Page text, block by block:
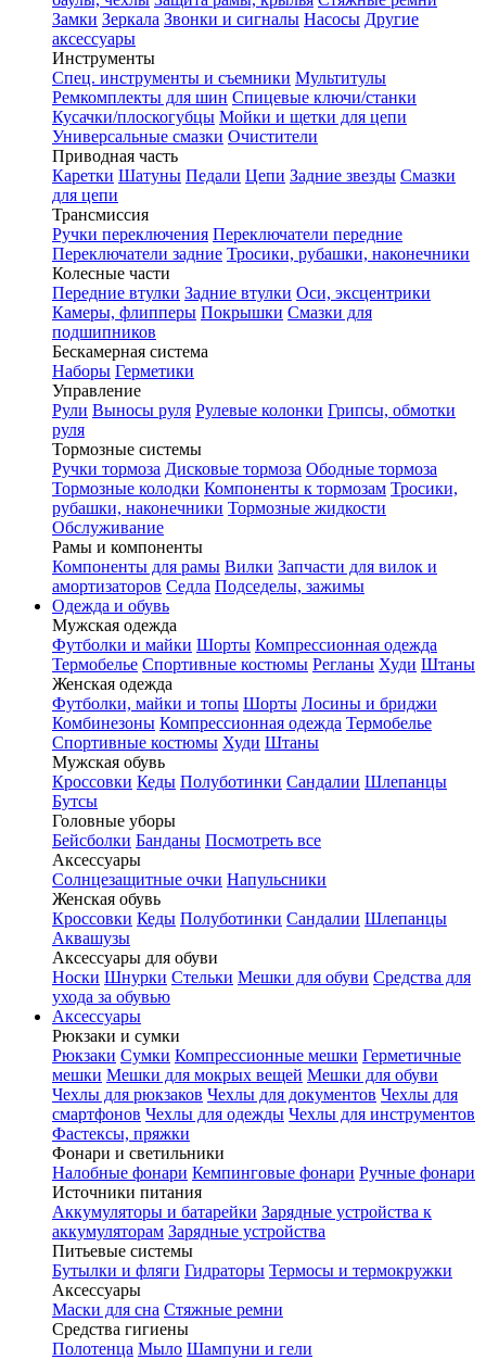
Замки Зеркала Звонки и сигналы Насосы Другие
аксессуары
Инструменты
Спец. инструменты и съемники Мультитулы
Ремкомплекты для шин Спицевые ключи/станки
Кусачки/плоскогубцы Мойки и щетки для цепи
Универсальные смазки Очистители
Приводная часть
Каретки Шатуны Педали Цепи Задние звезды Смазки
для цепи
Трансмиссия
Ручки переключения Переключатели передние
Переключатели задние Тросики, рубашки, наконечники
Колесные части
Передние втулки Задние втулки Оси, эксцентрики
Камеры, флипперы Покрышки Смазки для
подшипников
Бескамерная система
Наборы Герметики
Управление
Рули Выносы руля Рулевые колонки Грипсы, обмотки
руля
Тормозные системы
Ручки тормоза Дисковые тормоза Ободные тормоза
Тормозные колодки Компоненты к тормозам Тросики,
рубашки, наконечники Тормозные жидкости
Обслуживание
Рамы и компоненты
Компоненты для рамы Вилки Запчасти для вилок и
амортизаторов Седла Подседелы, зажимы
Одежда и обувь
Мужская одежда
Футболки и майки Шорты Компрессионная одежда
Термобелье Спортивные костюмы Регланы Худи Штаны
Женская одежда
Футболки, майки и топы Шорты Лосины и бриджи
Комбинезоны Компрессионная одежда Термобелье
Спортивные костюмы Худи Штаны
Мужская обувь
Кроссовки Кеды Полуботинки Сандалии Шлепанцы
Бутсы
Головные уборы
Бейсболки Банданы Посмотреть все
Аксессуары
Солнцезащитные очки Напульсники
Женская обувь
Кроссовки Кеды Полуботинки Сандалии Шлепанцы
Аквашузы
Аксессуары для обуви
Носки Шнурки Стельки Мешки для обуви Средства для
ухода за обувью
Аксессуары
Рюкзаки и сумки
Рюкзаки Сумки Компрессионные мешки Герметичные
мешки Мешки для мокрых вещей Мешки для обуви
Чехлы для рюкзаков Чехлы для документов Чехлы для
смартфонов Чехлы для одежды Чехлы для инструментов
Фастексы, пряжки
Фонари и светильники
Налобные фонари Кемпинговые фонари Ручные фонари
Источники питания
Аккумуляторы и батарейки Зарядные устройства к
аккумуляторам Зарядные устройства
Питьевые системы
Бутылки и фляги Гидраторы Термосы и термокружки
Аксессуары
Маски для сна Стяжные ремни
Средства гигиены
Полотенца Мыло Шампуни и гели